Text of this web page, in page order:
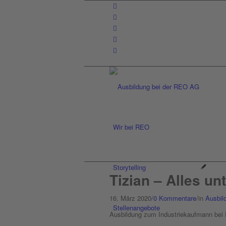
Wir bei REO
Storytelling
Stellenangebote
Tizian – Alles
16. März 2020/0 Kommentare/in
Ausbildung zum Industriekaufmann bei